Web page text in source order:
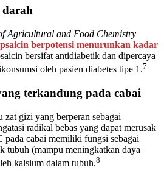
darah
Agricultural and Food Chemistry
berpotensi menurunkan kadar
bersifat antidiabetik dan dipercaya
oleh pasien diabetes tipe 1.7
terkandung pada cabai
zat gizi yang berperan sebagai
radikal bebas yang dapat merusak
pada cabai memiliki fungsi sebagai
tubuh (mampu meningkatkan daya
kalsium dalam tubuh.8